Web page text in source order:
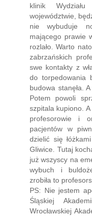
klinik
województwie,
nie wybuduje
mającego prawie
rozlało. Warto
zabrzańskich
swe kontakty z
do torpedowania
budowa stanęła.
Potem powoli
szpitala kupiono.
profesorowie i
pacjentów w
dzielić się
Gliwice. Tutaj
już wszyscy na
wybuch i
zrobiła to
PS: Nie jestem
Śląskiej
Wrocławskiej